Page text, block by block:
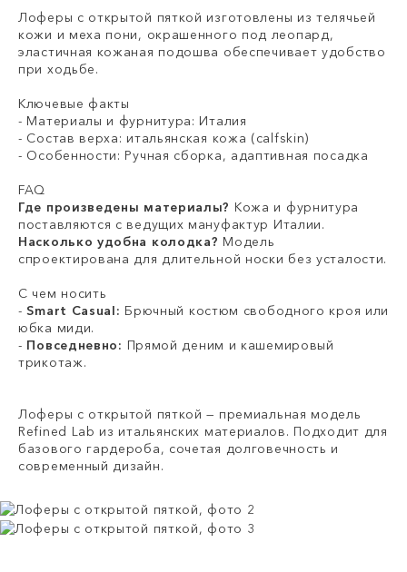
Лоферы с открытой пяткой изготовлены из телячьей
кожи и меха пони, окрашенного под леопард,
эластичная кожаная подошва обеспечивает удобство
при ходьбе.
Ключевые факты
- Материалы и фурнитура: Италия
- Состав верха: итальянская кожа (calfskin)
- Особенности: Ручная сборка, адаптивная посадка
FAQ
Где произведены материалы? Кожа и фурнитура
поставляются с ведущих мануфактур Италии.
Насколько удобна колодка? Модель
спроектирована для длительной носки без усталости.
С чем носить
-Smart Casual: Брючный костюм свободного кроя или
юбка миди.
- Повседневно: Прямой деним и кашемировый
трикотаж.
Лоферы с открытой пяткой — премиальная модель
Refined Lab из итальянских материалов. Подходит для
базового гардероба, сочетая долговечность и
современный дизайн.